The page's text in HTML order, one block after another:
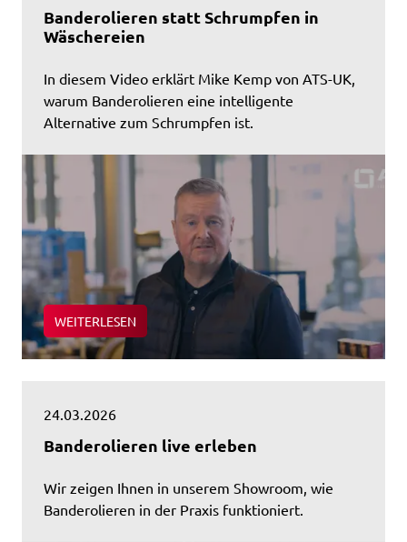
Banderolieren statt Schrumpfen in
Wäschereien
In diesem Video erklärt Mike Kemp von ATS-UK,
warum Banderolieren eine intelligente
Alternative zum Schrumpfen ist.
WEITERLESEN
24.03.2026
Banderolieren live erleben
Wir zeigen Ihnen in unserem Showroom, wie
Banderolieren in der Praxis funktioniert.